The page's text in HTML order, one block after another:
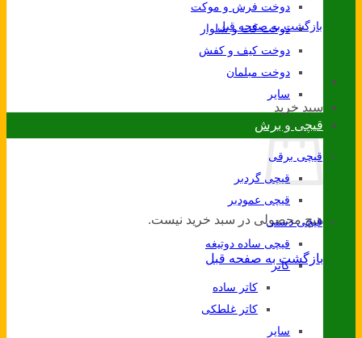
بازگشت به صفحه قبل
سبد خرید
هیچ محصولی در سبد خرید نیست.
بازگشت به صفحه قبل
دوخت فرش و موکت
دوخت کت و شلوار
دوخت کیف و کفش
دوخت مبلمان
سایر
قیچی و برش
قیچی برقی
قیچی گردبر
قیچی عمودبر
قیچی دستی
قیچی ساده دوتیغه
کاتر
کاتر ساده
کاتر غلطکی
سایر